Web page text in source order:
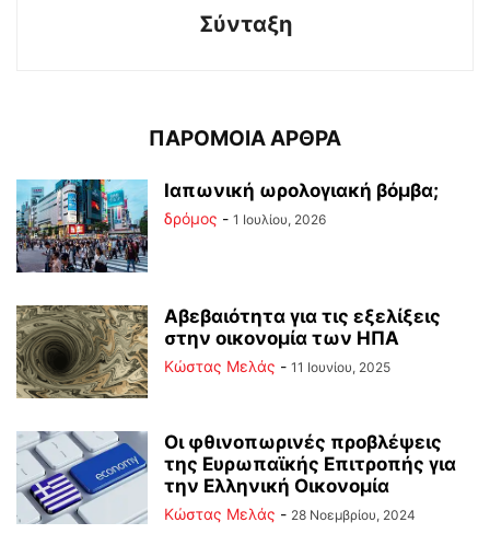
Σύνταξη
ΠΑΡΟΜΟΙΑ ΑΡΘΡΑ
Ιαπωνική ωρολογιακή βόμβα;
δρόμος - 1 Ιουλίου, 2026
Αβεβαιότητα για τις εξελίξεις
στην οικονομία των ΗΠΑ
Κώστας Μελάς - 11 Ιουνίου, 2025
Οι φθινοπωρινές προβλέψεις
της Ευρωπαϊκής Επιτροπής για
την Ελληνική Οικονομία
Κώστας Μελάς - 28 Νοεμβρίου, 2024